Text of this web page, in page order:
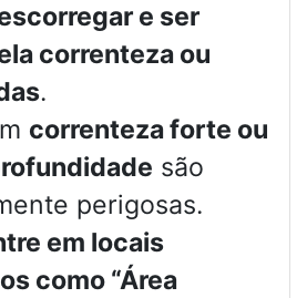
e ser
correnteza ou
.
correnteza forte ou
são
perigosas.
em locais
como “Área